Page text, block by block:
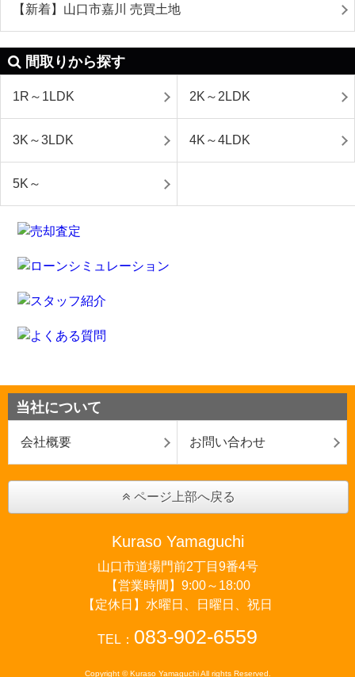
【新着】山口市嘉川 売買土地
間取りから探す
1R～1LDK 2K～2LDK
3K～3LDK 4K～4LDK
5K～
当社について
会社概要 お問い合わせ
ページ上部へ戻る
Kuraso Yamaguchi
山口市道場門前2丁目9番4号
【営業時間】9:00～18:00
【定休日】水曜日、日曜日、祝日
TEL： 083-902-6559
Copyright © Kuraso Yamaguchi All rights Reserved.